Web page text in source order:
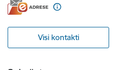
Visi kontakti